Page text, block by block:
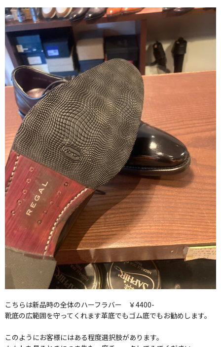
こちらは新品時の全体のハーフラバー ￥4400-
靴底の広範囲を守ってくれます革底でもゴム底でもお勧めします。
このようにお客様にはある程度選択肢があります。